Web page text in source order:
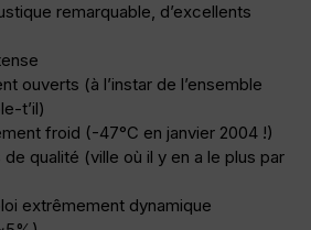
remarquable, d’excellents
ouverts (à l’instar de l’ensemble
t’il)
froid (-47°C en janvier 2004 !)
qualité (ville où il y en a le plus par
extrêmement dynamique